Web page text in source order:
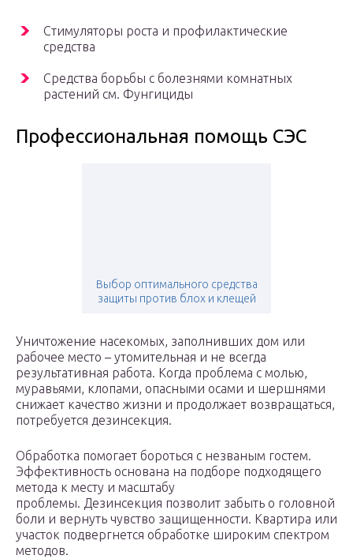
Стимуляторы роста и профилактические
средства
Средства борьбы с болезнями комнатных
растений см. Фунгициды
Профессиональная помощь СЭС
Выбор оптимального средства
защиты против блох и клещей
Уничтожение насекомых, заполнивших дом или
рабочее место – утомительная и не всегда
результативная работа. Когда проблема с молью,
муравьями, клопами, опасными осами и шершнями
снижает качество жизни и продолжает возвращаться,
потребуется дезинсекция.
Обработка помогает бороться с незваным гостем.
Эффективность основана на подборе подходящего
метода к месту и масштабу
проблемы. Дезинсекция позволит забыть о головной
боли и вернуть чувство защищенности. Квартира или
участок подвергнется обработке широким спектром
методов.